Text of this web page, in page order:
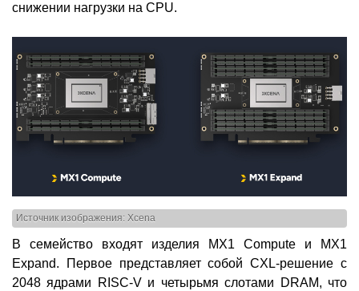
снижении нагрузки на CPU.
Источник изображения: Xcena
В семейство входят изделия MX1 Compute и MX1
Expand. Первое представляет собой CXL-решение с
2048 ядрами RISC-V и четырьмя слотами DRAM, что